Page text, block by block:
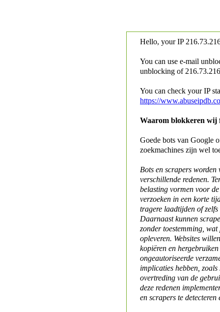
Hello, your IP
You can use e-mail
unblocking of
You can check your IP
https://
Waarom blokkeren wij
Goede bots van Google
zoekmachines zijn wel
Bots en scrapers worden
verschillende redenen.
belasting vormen voor
verzoeken in een korte
tragere laadtijden of
Daarnaast kunnen
zonder toestemming,
opleveren. Websites
kopiëren en
ongeautoriseerde
implicaties hebben,
overtreding van de
deze redenen
en scrapers te detecteren